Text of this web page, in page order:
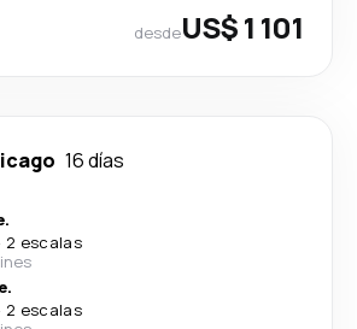
desdeUS$ 1 101
16 días
2 escalas
2 escalas